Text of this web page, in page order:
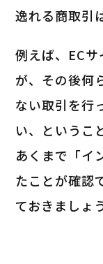
逸れる商取引
例えば、EC
が、その後何
ない取引を行
い、というこ
あくまで「イ
たことが確認
ておきましょう